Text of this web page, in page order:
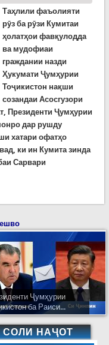
Таҳлили фаъолияти
рӯз ба рӯзи Кумитаи
ҳолатҳои фавқулодда
ва мудофиаи
граждании назди
Ҳукумати Ҷумҳурии
Тоҷикистон нақши
созандаи Асосгузори
Президенти Ҷумҳурии
дар рушду
хатари офатҳо
ки ин Кумита зинда
Сарвари
миллат дар
Ҷумҳурии
ба Раиси...
СОЛИ НАҶОТ